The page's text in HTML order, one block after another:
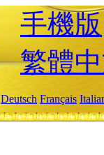
手機版
繁體
Deutsch Français